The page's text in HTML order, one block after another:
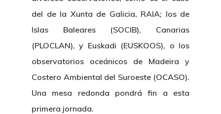
del de la Xunta de Galicia, RAIA; los de
Islas Baleares (SOCIB), Canarias
(PLOCLAN), y Euskadi (EUSKOOS), o los
observatorios oceánicos de Madeira y
Costero Ambiental del Suroeste (OCASO).
Una mesa redonda pondrá fin a esta
primera jornada.